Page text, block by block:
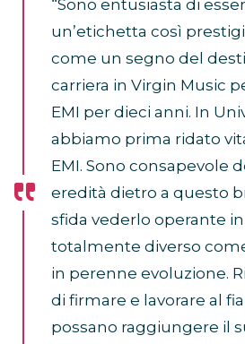
“Sono entusiasta di
un’etichetta così
come un segno del
carriera in Virgin Music
EMI per dieci anni. In
abbiamo prima ridato
EMI. Sono consapevole
eredità dietro a questo
sfida vederlo operante
totalmente diverso
in perenne evoluzione.
di firmare e lavorare al
possano raggiungere il